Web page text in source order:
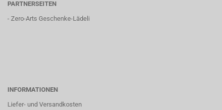
PARTNERSEITEN
- Zero-Arts Geschenke-Lädeli
INFORMATIONEN
Liefer- und Versandkosten